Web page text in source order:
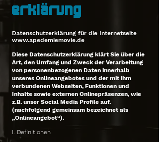
erklärung
Datenschutzerklärung für die Internetseite
www.apedemiemovie.de
Diese Datenschutzerklärung klärt Sie über die
Art, den Umfang und Zweck der Verarbeitung
von personenbezogenen Daten innerhalb
unseres Onlineangebotes und der mit ihm
verbundenen Webseiten, Funktionen und
Inhalte sowie externen Onlinepräsenzen, wie
z.B. unser Social Media Profile auf.
(nachfolgend gemeinsam bezeichnet als
„Onlineangebot“).
I. Definitionen